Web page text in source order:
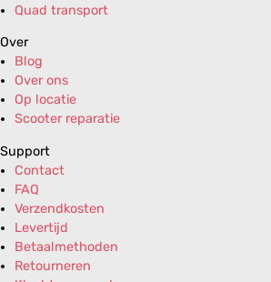
Quad transport
Over
Blog
Over ons
Op locatie
Scooter reparatie
Support
Contact
FAQ
Verzendkosten
Levertijd
Betaalmethoden
Retourneren